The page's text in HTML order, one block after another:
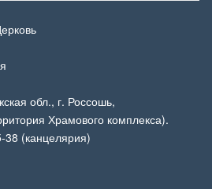
обл., г. Россошь,
Храмового комплекса).
(канцелярия)